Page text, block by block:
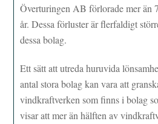
Överturingen AB förlorade mer än
år. Dessa förluster är flerfaldigt
dessa bolag.
Ett sätt att utreda huruvida
antal stora bolag kan vara att
vindkraftverken som finns i bolag
visar att mer än hälften av